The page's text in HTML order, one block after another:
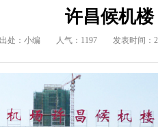
许昌候机楼
处：小编 人气： 1197 发表时间：